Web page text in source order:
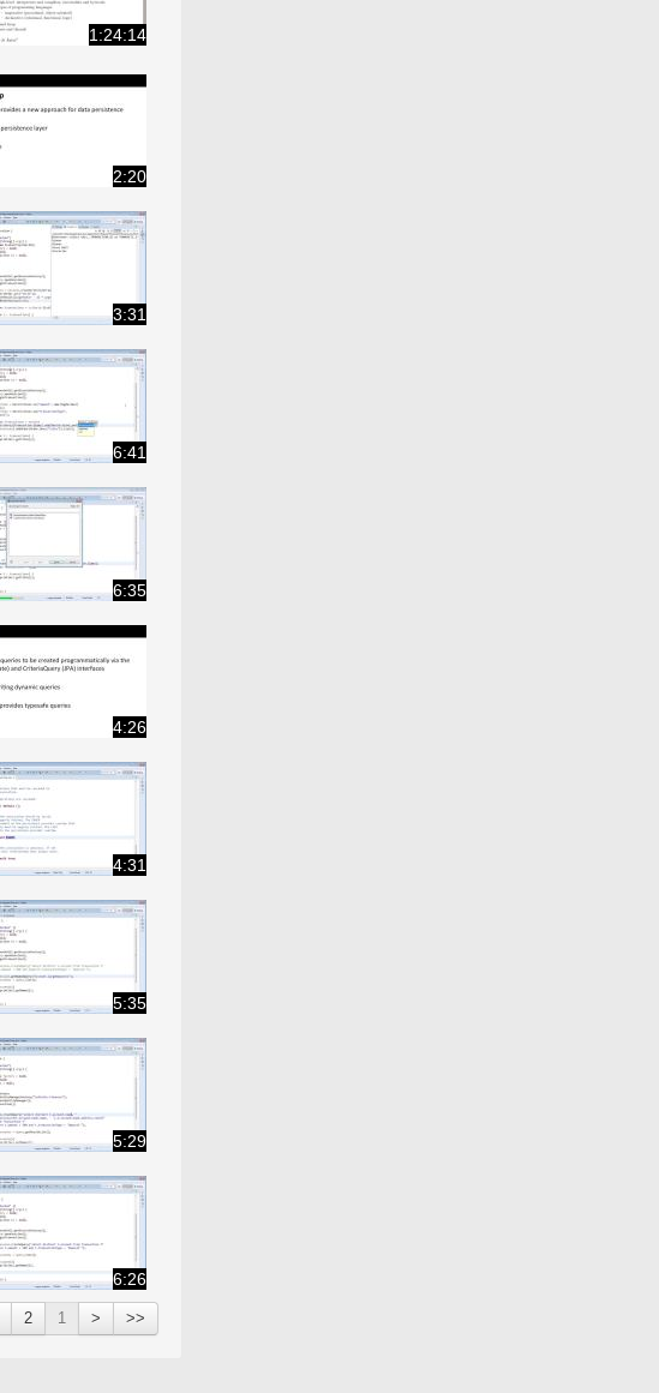
1:24:14
2:20
3:31
6:41
6:35
4:26
4:31
5:35
5:29
6:26
2 1 < <<